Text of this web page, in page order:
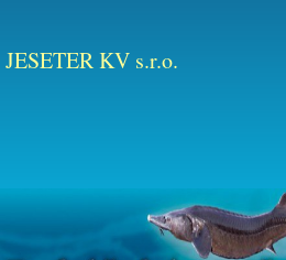
JESETER KV s.r.o.